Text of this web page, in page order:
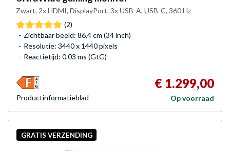
Zwart, 2x HDMI, DisplayPort, 3x USB-A, USB-C, 360 Hz
(2)
Zichtbaar beeld: 86,4 cm (34 inch)
Resolutie: 3440 x 1440 pixels
Reactietijd: 0.03 ms (GtG)
€ 1.299,00
Op voorraad
Product­informatieblad
GRATIS VERZENDING